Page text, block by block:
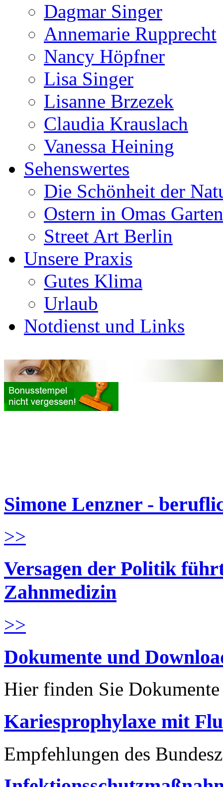
Dagmar Singer
Annemarie Rupprecht
Nancy Höpfner
Lisa Singer
Lisanne Brzezek
Claudia Krauslach
Vanessa Heining
Sehenswertes
Die Schönheit der
Ostern in Omas Garten
Street Art Berlin
Unsere Praxis
Gutes Klima
Urlaub
Notdienst und Links
Simone Lenzner -
>>
Versagen der Politik
Zahnmedizin
>>
Dokumente und
Hier finden Sie
Kariesprophylaxe mit
Empfehlungen des